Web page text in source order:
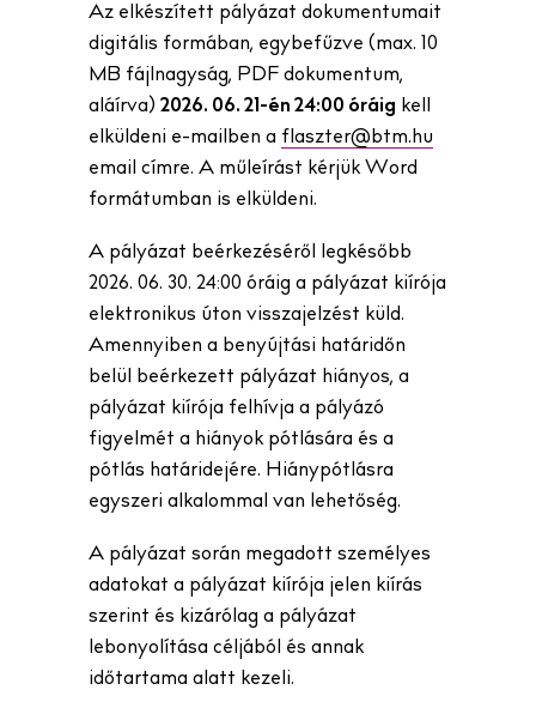
Az elkészített pályázat dokumentumait
digitális formában, egybefűzve (max. 10
MB fájlnagyság, PDF dokumentum,
aláírva) 2026. 06. 21-én 24:00 óráig kell
elküldeni e-mailben a flaszter@btm.hu
email címre. A műleírást kérjük Word
formátumban is elküldeni.
A pályázat beérkezéséről legkésőbb
2026. 06. 30. 24:00 óráig a pályázat kiírója
elektronikus úton visszajelzést küld.
Amennyiben a benyújtási határidőn
belül beérkezett pályázat hiányos, a
pályázat kiírója felhívja a pályázó
figyelmét a hiányok pótlására és a
pótlás határidejére. Hiánypótlásra
egyszeri alkalommal van lehetőség.
A pályázat során megadott személyes
adatokat a pályázat kiírója jelen kiírás
szerint és kizárólag a pályázat
lebonyolítása céljából és annak
időtartama alatt kezeli.